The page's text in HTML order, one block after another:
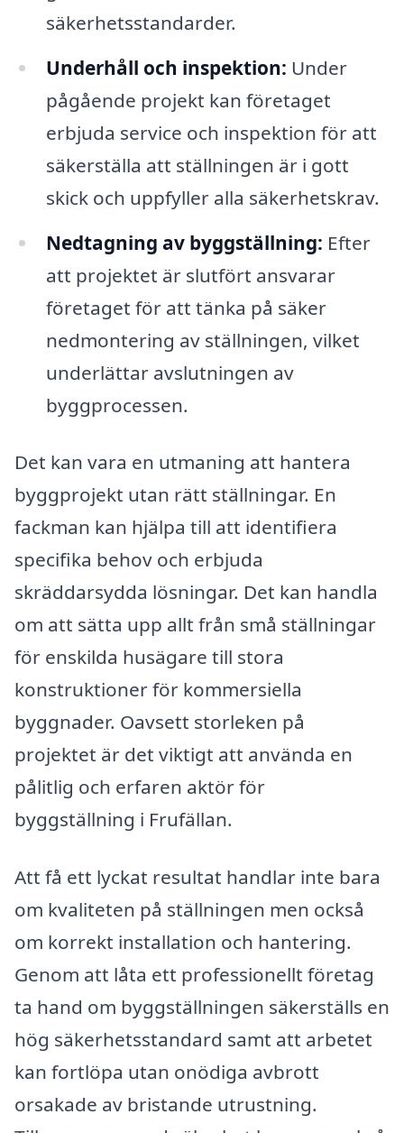
säkerhetsstandarder.
Underhåll och inspektion: Under
pågående projekt kan företaget
erbjuda service och inspektion för att
säkerställa att ställningen är i gott
skick och uppfyller alla säkerhetskrav.
Nedtagning av byggställning: Efter
att projektet är slutfört ansvarar
företaget för att tänka på säker
nedmontering av ställningen, vilket
underlättar avslutningen av
byggprocessen.
Det kan vara en utmaning att hantera
byggprojekt utan rätt ställningar. En
fackman kan hjälpa till att identifiera
specifika behov och erbjuda
skräddarsydda lösningar. Det kan handla
om att sätta upp allt från små ställningar
för enskilda husägare till stora
konstruktioner för kommersiella
byggnader. Oavsett storleken på
projektet är det viktigt att använda en
pålitlig och erfaren aktör för
byggställning i Frufällan.
Att få ett lyckat resultat handlar inte bara
om kvaliteten på ställningen men också
om korrekt installation och hantering.
Genom att låta ett professionellt företag
ta hand om byggställningen säkerställs en
hög säkerhetsstandard samt att arbetet
kan fortlöpa utan onödiga avbrott
orsakade av bristande utrustning.